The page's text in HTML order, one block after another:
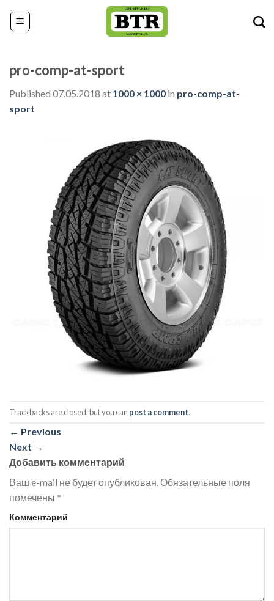
pro-comp-at-sport
Published 07.05.2018 at 1000 × 1000 in pro-comp-at-
sport
Trackbacks are closed, but you can post a comment.
← Previous
Next →
Добавить комментарий
Ваш e-mail не будет опубликован.Обязательные поля
помечены *
Комментарий